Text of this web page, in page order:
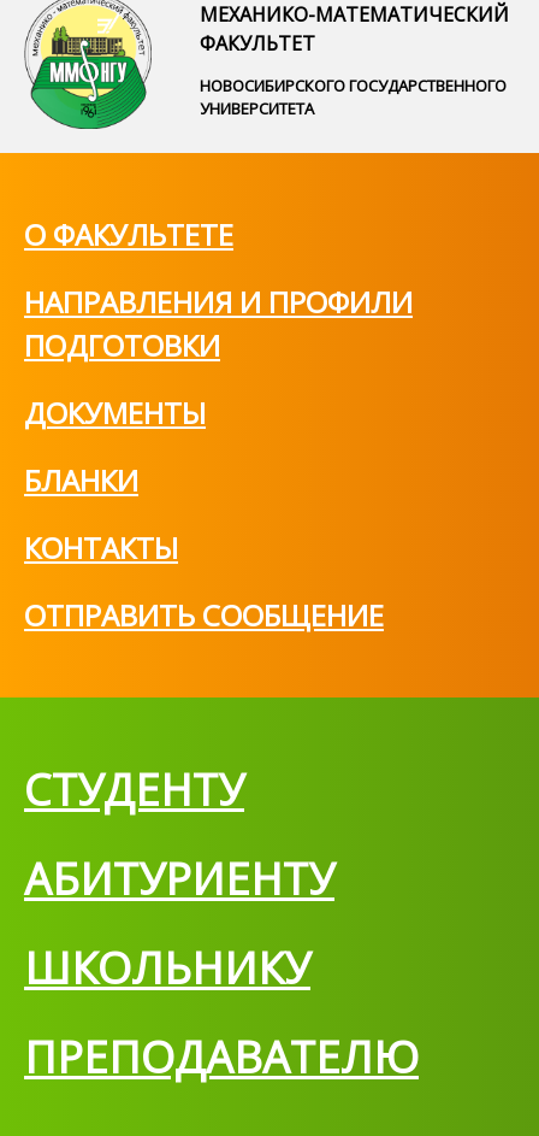
МЕХАНИКО-МАТЕМАТИЧЕСКИЙ
ФАКУЛЬТЕТ
НОВОСИБИРСКОГО ГОСУДАРСТВЕННОГО
УНИВЕРСИТЕТА
О ФАКУЛЬТЕТЕ
НАПРАВЛЕНИЯ И ПРОФИЛИ
ПОДГОТОВКИ
ДОКУМЕНТЫ
БЛАНКИ
КОНТАКТЫ
ОТПРАВИТЬ СООБЩЕНИЕ
СТУДЕНТУ
АБИТУРИЕНТУ
ШКОЛЬНИКУ
ПРЕПОДАВАТЕЛЮ